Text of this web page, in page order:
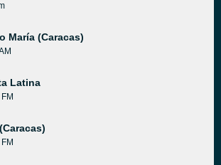
María (Caracas)
Latina